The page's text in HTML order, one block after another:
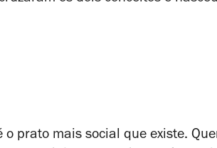
o prato mais social que existe.